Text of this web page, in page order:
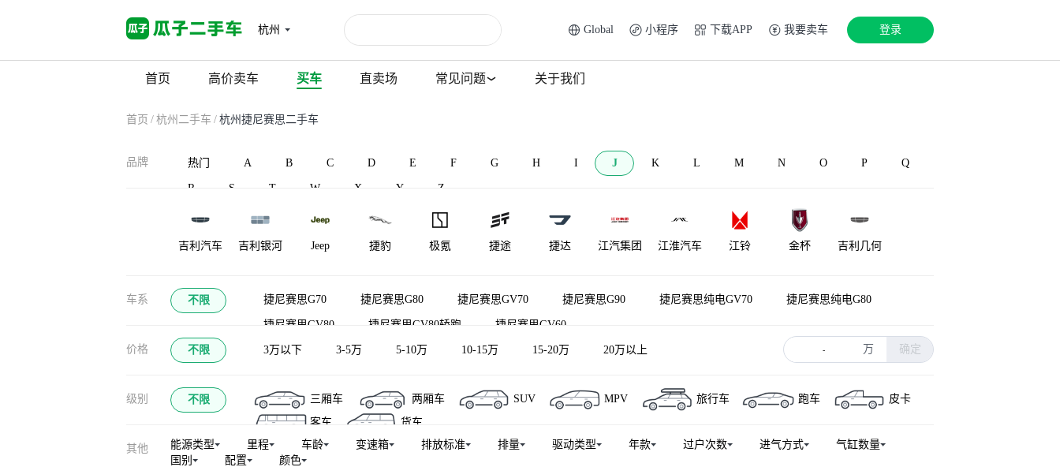
杭州 Global 小程序 下载APP 我要卖车 登录
首页 高价卖车 买车 直卖场 常见问题 关于我们
首页 / 杭州二手车 / 杭州捷尼赛思二手车
品牌 热门 A B C D E F G H I J K L M N O P Q
R S T W X Y Z
吉利汽车 吉利银河 Jeep 捷豹 极氪 捷途 捷达 江汽集团 江淮汽车 江铃 金杯 吉利几何
江淮瑞风 捷途山海
江铃集团新
能源
江淮钇为 捷尼赛思 金龙 君马汽车 捷途纵横 骏驰 极石 极越 钧天
金琥新能源
车
车系 不限 捷尼赛思G70 捷尼赛思G80 捷尼赛思GV70 捷尼赛思G90 捷尼赛思纯电GV70 捷尼赛思纯电G80
捷尼赛思GV80 捷尼赛思GV80轿跑 捷尼赛思GV60
价格 不限 3万以下 3-5万 5-10万 10-15万 15-20万 20万以上 - 万 确定
级别 不限 三厢车 两厢车 SUV MPV 旅行车 跑车
皮卡
客车
货车
其他 能源类型 里程 车龄 变速箱 排放标准 排量 驱动类型 年款 过户次数 进气方式
气缸数量
国别
配置 颜色